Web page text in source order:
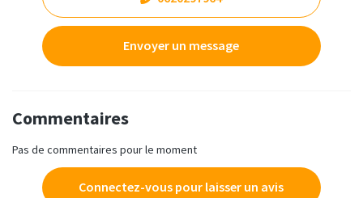
Envoyer un message
Commentaires
Pas de commentaires pour le moment
Connectez-vous pour laisser un avis